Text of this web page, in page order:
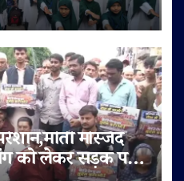
मस्जिद
को लेकर सड़क पर